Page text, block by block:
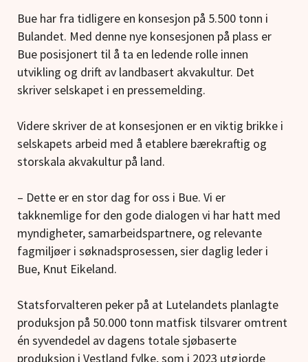
Bue har fra tidligere en konsesjon på 5.500 tonn i
Bulandet. Med denne nye konsesjonen på plass er
Bue posisjonert til å ta en ledende rolle innen
utvikling og drift av landbasert akvakultur. Det
skriver selskapet i en pressemelding.
Videre skriver de at konsesjonen er en viktig brikke i
selskapets arbeid med å etablere bærekraftig og
storskala akvakultur på land.
– Dette er en stor dag for oss i Bue. Vi er
takknemlige for den gode dialogen vi har hatt med
myndigheter, samarbeidspartnere, og relevante
fagmiljøer i søknadsprosessen, sier daglig leder i
Bue, Knut Eikeland.
Statsforvalteren peker på at Lutelandets planlagte
produksjon på 50.000 tonn matfisk tilsvarer omtrent
én syvendedel av dagens totale sjøbaserte
produksjon i Vestland fylke, som i 2023 utgjorde